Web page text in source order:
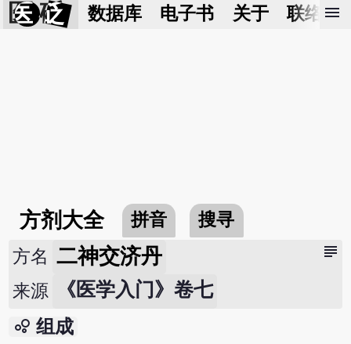
医 砭 数据库 电子书 关于 联络我
menu
方剂大全 拼音 搜寻
subject
方名 二神交济丹
来源 《医学入门》卷七
bubble_chart 组成